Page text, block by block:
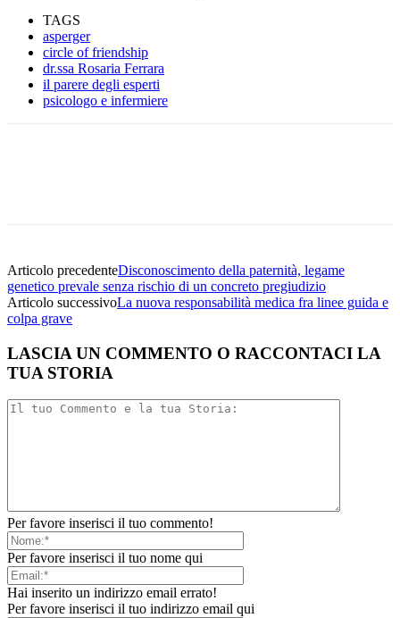
TAGS
asperger
circle of friendship
dr.ssa Rosaria Ferrara
il parere degli esperti
psicologo e infermiere
Articolo precedenteDisconoscimento della paternità, legame
genetico prevale senza rischio di un concreto pregiudizio
Articolo successivoLa nuova responsabilità medica fra linee guida e
colpa grave
LASCIA UN COMMENTO O RACCONTACI LA
TUA STORIA
Per favore inserisci il tuo commento!
Per favore inserisci il tuo nome qui
Hai inserito un indirizzo email errato!
Per favore inserisci il tuo indirizzo email qui